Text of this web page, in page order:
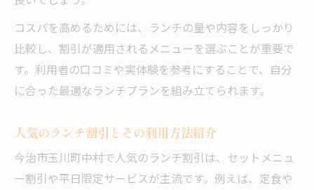
コスパを高めるためには、ランチの量や内容をしっかり
比較し、割引が適用されるメニューを選ぶことが重要で
す。利用者の口コミや実体験を参考にすることで、自分
に合った最適なランチプランを組み立てられます。
人気のランチ割引とその利用方法紹介
今治市玉川町中村で人気のランチ割引は、セットメニュ
ー割引や平日限定サービスが主流です。例えば、定食や